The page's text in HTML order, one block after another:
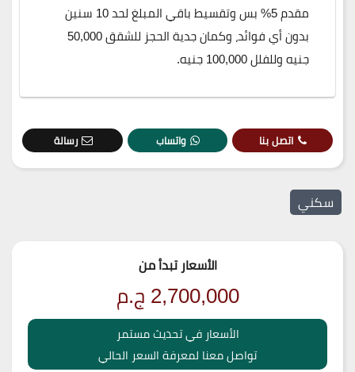
مقدم 5% بس وتقسيط باقي المبلغ لحد 10 سنين
بدون أي فوائد، وكمان جدية الحجز للشقق 50,000
جنيه وللفلل 100,000 جنيه.
اتصل بنا واتساب رسالة
سكني
الأسعار تبدأ من
2,700,000ج.م
الأسعار في تحديث مستمر
تواصل معنا لمعرفة السعر الحالي